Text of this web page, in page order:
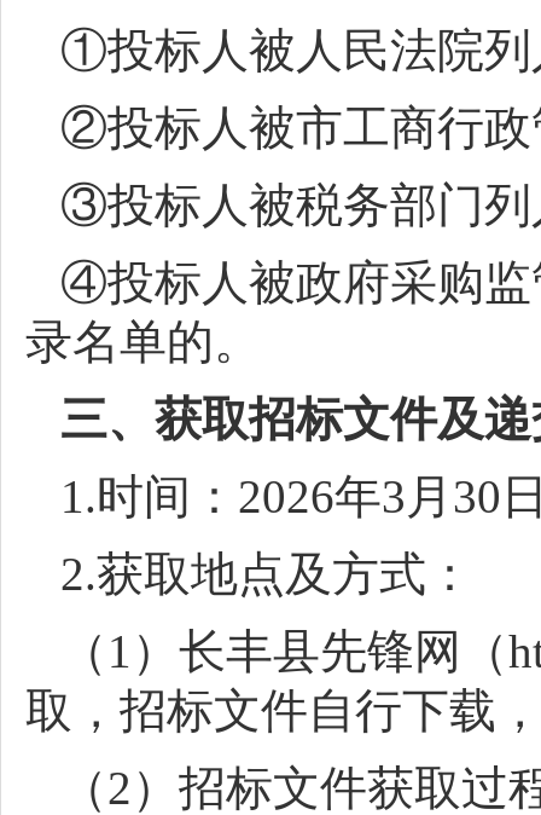
①投标人被人民法院
②投标人被市工商行政
③投标人被税务部门列
④投标人被政府采购监
录名单的。
三、获取招标文件及
1.时间：2026年3月30
2.获取地点及方式：
（1）长丰县先锋网（
取，招标文件自行下载
（2）招标文件获取